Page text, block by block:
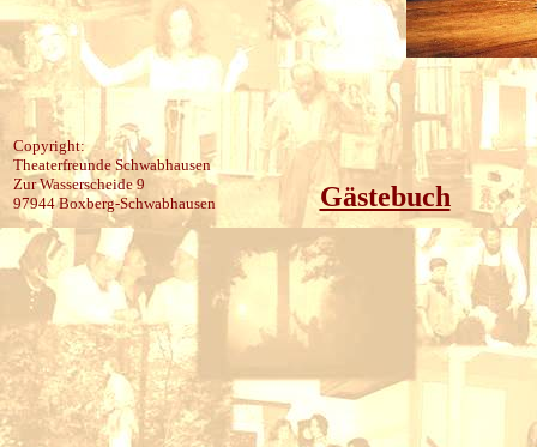
Copyright:
Theaterfreunde Schwabhausen
Zur Wasserscheide 9
97944 Boxberg-Schwabhausen
Gästebuch